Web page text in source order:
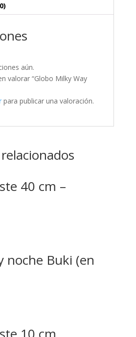
aún.
valorar “Globo Milky Way
para publicar una valoración.
40 cm –
noche Buki (en